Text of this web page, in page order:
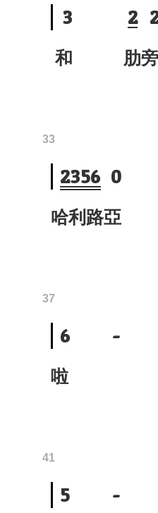
3 2
和 肋旁
2356 0
33
哈利路亞
6 -
37
啦 哈
5 -
41